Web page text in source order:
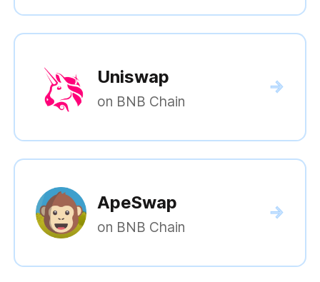
Uniswap
on BNB Chain
ApeSwap
on BNB Chain